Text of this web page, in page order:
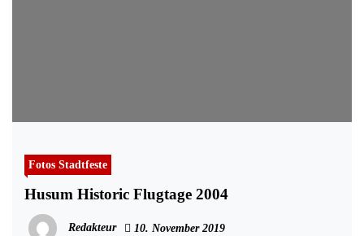
Fotos Stadtfeste
Husum Historic Flugtage 2004
Redakteur 10. November 2019